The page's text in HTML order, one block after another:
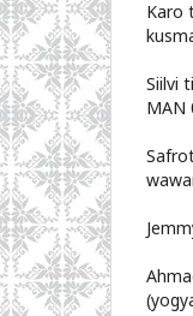
Karo
Siilvi
MAN